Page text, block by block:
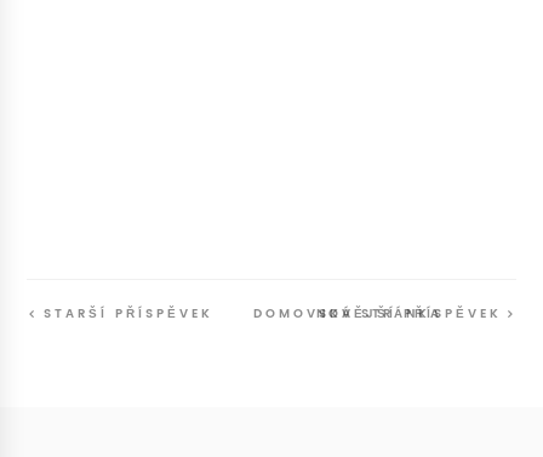
NOVĚJŠÍ PŘÍSPĚVEK
STARŠÍ PŘÍSPĚVEK DOMOVSKÁ STRÁNKA